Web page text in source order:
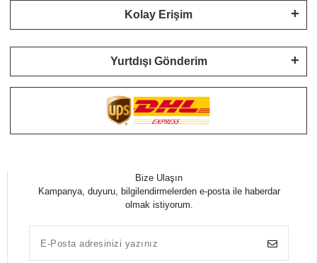
Kolay Erişim
Yurtdışı Gönderim
Bize Ulaşın
Kampanya, duyuru, bilgilendirmelerden e-posta ile haberdar
olmak istiyorum.